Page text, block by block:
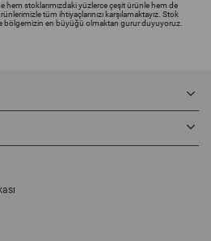
hem stoklarımızdaki yüzlerce çeşit ürünle hem de
tüm ihtiyaçlarınızı karşılamaktayız. Stok
bölgemizin en büyüğü olmaktan gurur duyuyoruz.